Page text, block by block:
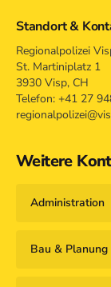
Standort &
Regionalpolizei
St. Martiniplatz 1
3930 Visp, CH
Telefon: +41 27
Weitere
Administration
Bau & Planung